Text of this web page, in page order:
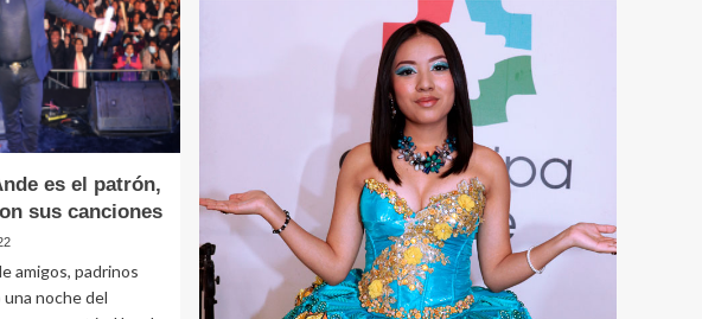
es el patrón,
sus canciones
amigos, padrinos
noche del